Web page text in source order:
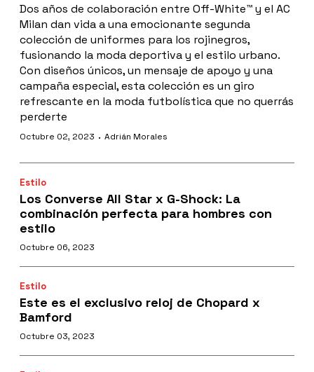
Dos años de colaboración entre Off-White™ y el AC
Milan dan vida a una emocionante segunda
colección de uniformes para los rojinegros,
fusionando la moda deportiva y el estilo urbano.
Con diseños únicos, un mensaje de apoyo y una
campaña especial, esta colección es un giro
refrescante en la moda futbolística que no querrás
perderte
Octubre 02, 2023 · Adrián Morales
Estilo
Los Converse All Star x G-Shock: La
combinación perfecta para hombres con
estilo
Octubre 06, 2023
Estilo
Este es el exclusivo reloj de Chopard x
Bamford
Octubre 03, 2023